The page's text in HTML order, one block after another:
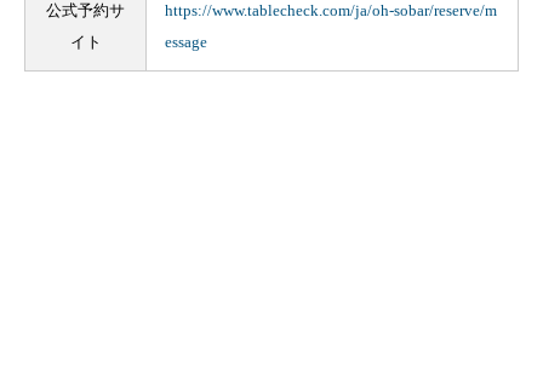
公式予約サ
イト
https://www.tablecheck.com/ja/oh-sobar/reserve/m
essage